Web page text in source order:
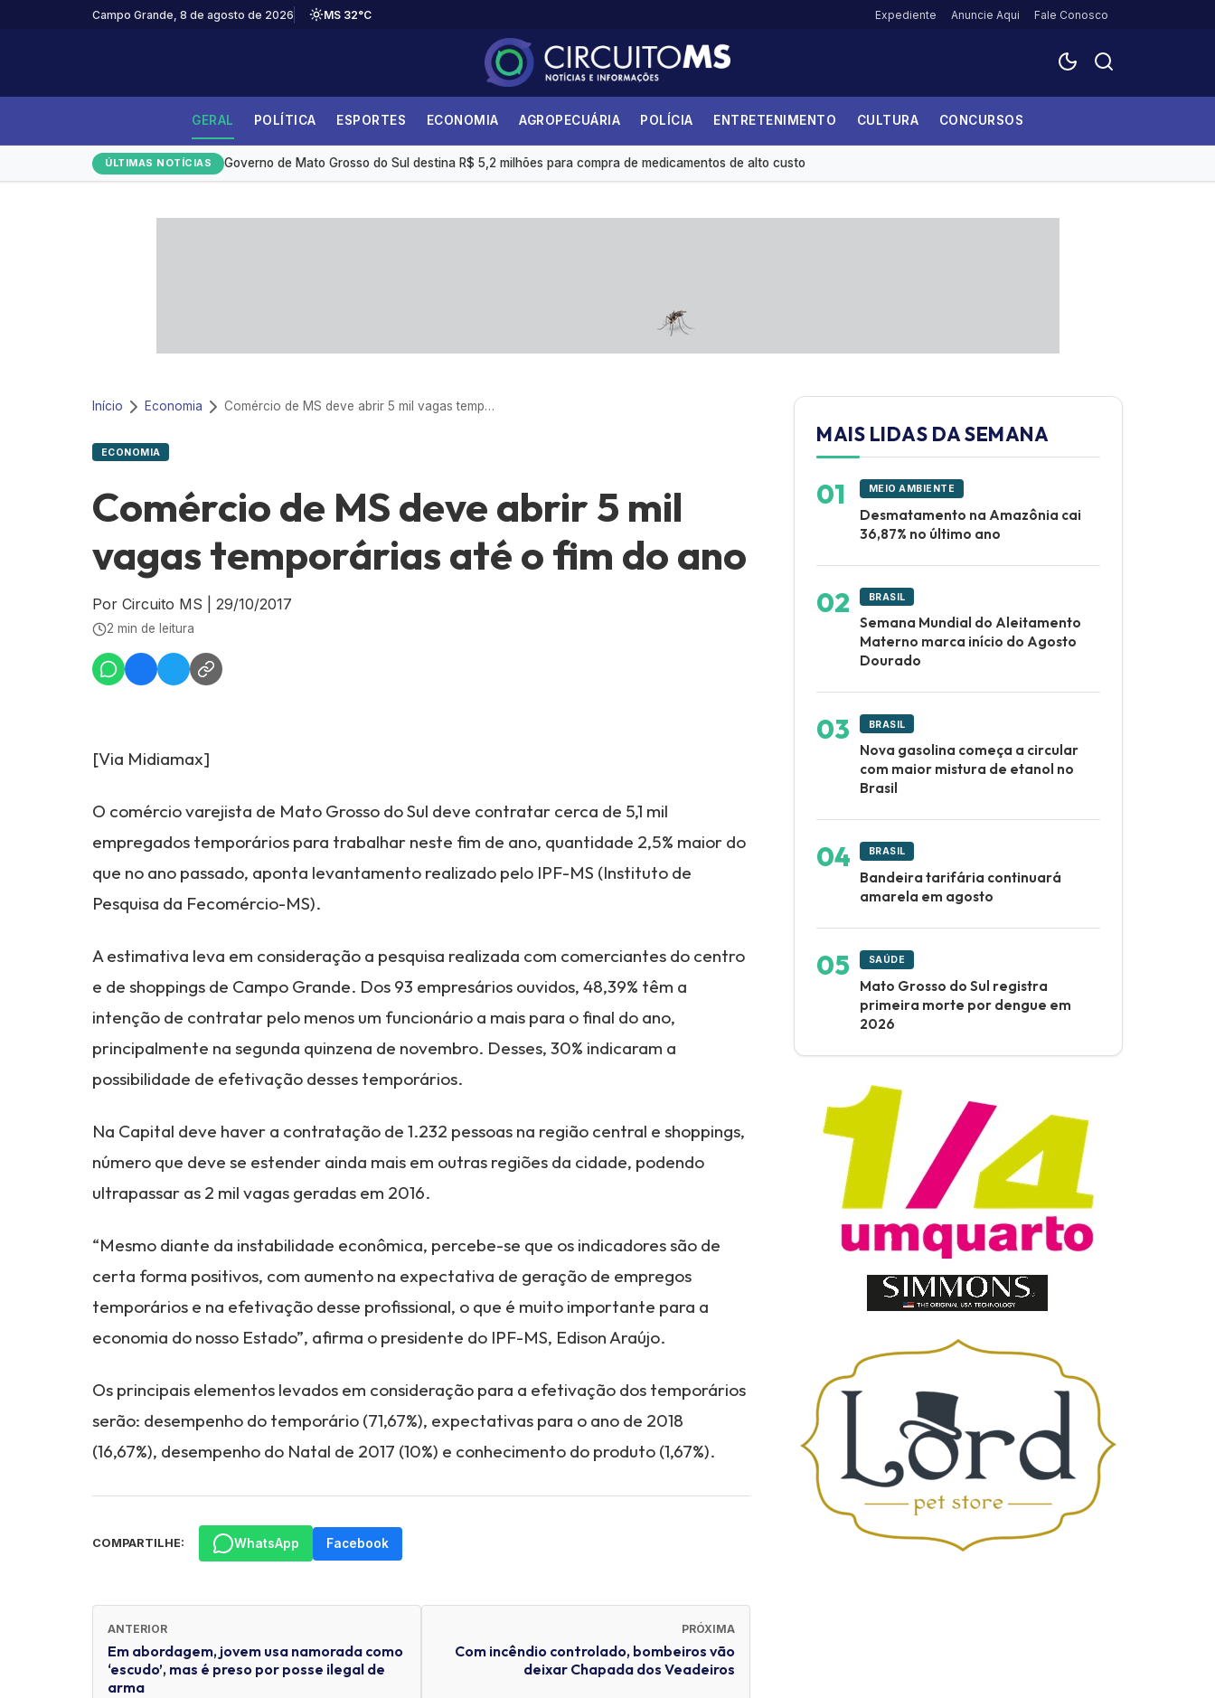
Campo Grande, 8 de agosto de 2026 MS 32°C Expediente Anuncie Aqui Fale Conosco
GERAL POLÍTICA ESPORTES ECONOMIA AGROPECUÁRIA POLÍCIA ENTRETENIMENTO CULTURA CONCURSOS
ÚLTIMAS NOTÍCIAS
Desmatamento na Amazônia cai 36,87% no último ano
Governo de Mato Grosso do Sul destina R$ 5,2 milhões para compra de medicamentos de alto custo
Início Economia Comércio de MS deve abrir 5 mil vagas temporárias até o fim do ano
ECONOMIA
Comércio de MS deve abrir 5 mil
vagas temporárias até o fim do ano
Por Circuito MS 29/10/2017
2 min de leitura
[Via Midiamax]
O comércio varejista de Mato Grosso do Sul deve contratar cerca de 5,1 mil
empregados temporários para trabalhar neste fim de ano, quantidade 2,5% maior do
que no ano passado, aponta levantamento realizado pelo IPF-MS (Instituto de
Pesquisa da Fecomércio-MS).
A estimativa leva em consideração a pesquisa realizada com comerciantes do centro
e de shoppings de Campo Grande. Dos 93 empresários ouvidos, 48,39% têm a
intenção de contratar pelo menos um funcionário a mais para o final do ano,
principalmente na segunda quinzena de novembro. Desses, 30% indicaram a
possibilidade de efetivação desses temporários.
Na Capital deve haver a contratação de 1.232 pessoas na região central e shoppings,
número que deve se estender ainda mais em outras regiões da cidade, podendo
ultrapassar as 2 mil vagas geradas em 2016.
“Mesmo diante da instabilidade econômica, percebe-se que os indicadores são de
certa forma positivos, com aumento na expectativa de geração de empregos
temporários e na efetivação desse profissional, o que é muito importante para a
economia do nosso Estado”, afirma o presidente do IPF-MS, Edison Araújo.
Os principais elementos levados em consideração para a efetivação dos temporários
serão: desempenho do temporário (71,67%), expectativas para o ano de 2018
(16,67%), desempenho do Natal de 2017 (10%) e conhecimento do produto (1,67%).
COMPARTILHE: WhatsApp Facebook
ANTERIOR
Em abordagem, jovem usa namorada como
‘escudo’, mas é preso por posse ilegal de
arma
PRÓXIMA
Com incêndio controlado, bombeiros vão
deixar Chapada dos Veadeiros
MAIS LIDAS DA SEMANA
MEIO AMBIENTE
Desmatamento na Amazônia cai
36,87% no último ano
BRASIL
Semana Mundial do Aleitamento
Materno marca início do Agosto
Dourado
BRASIL
Nova gasolina começa a circular
com maior mistura de etanol no
Brasil
BRASIL
Bandeira tarifária continuará
amarela em agosto
SAÚDE
Mato Grosso do Sul registra
primeira morte por dengue em
2026